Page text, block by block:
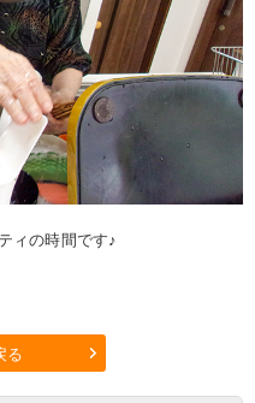
ィの時間です♪
る